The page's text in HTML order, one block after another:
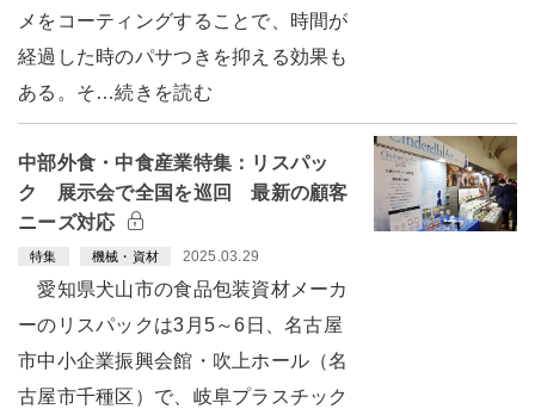
メをコーティングすることで、時間が
経過した時のパサつきを抑える効果も
ある。そ…続きを読む
中部外食・中食産業特集：リスパッ
ク 展示会で全国を巡回 最新の顧客
ニーズ対応
特集 機械・資材 2025.03.29
愛知県犬山市の食品包装資材メーカ
ーのリスパックは3月5～6日、名古屋
市中小企業振興会館・吹上ホール（名
古屋市千種区）で、岐阜プラスチック